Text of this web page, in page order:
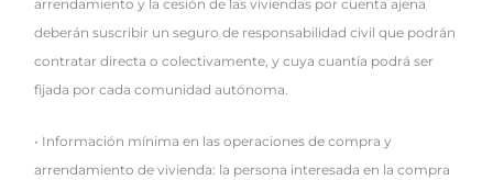
arrendamiento y la cesión de las viviendas por cuenta ajena
deberán suscribir un seguro de responsabilidad civil que podrán
contratar directa o colectivamente, y cuya cuantía podrá ser
fijada por cada comunidad autónoma.
• Información mínima en las operaciones de compra y
arrendamiento de vivienda: la persona interesada en la compra